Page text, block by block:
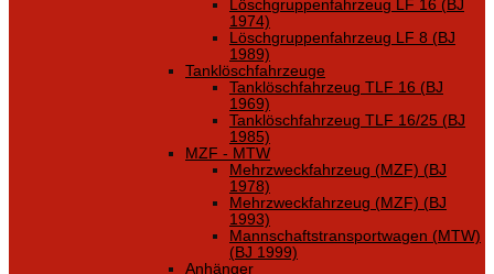
Löschgruppenfahrzeug LF 16 (BJ
1974)
Löschgruppenfahrzeug LF 8 (BJ
1989)
Tanklöschfahrzeuge
Tanklöschfahrzeug TLF 16 (BJ
1969)
Tanklöschfahrzeug TLF 16/25 (BJ
1985)
MZF - MTW
Mehrzweckfahrzeug (MZF) (BJ
1978)
Mehrzweckfahrzeug (MZF) (BJ
1993)
Mannschaftstransportwagen (MTW)
(BJ 1999)
Anhänger